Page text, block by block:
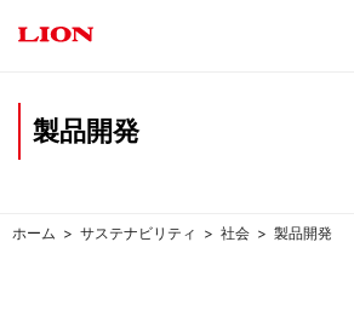
製品開発
ホーム サステナビリティ 社会 製品開発